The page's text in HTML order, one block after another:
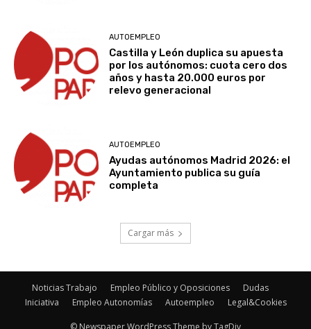
AUTOEMPLEO
Castilla y León duplica su apuesta
por los autónomos: cuota cero dos
años y hasta 20.000 euros por
relevo generacional
AUTOEMPLEO
Ayudas autónomos Madrid 2026: el
Ayuntamiento publica su guía
completa
Cargar más
Noticias Trabajo Empleo Público y Oposiciones
Dudas
Iniciativa
Empleo Autonomías Autoempleo Legal&Cookies
© Newspaper WordPress Theme by TagDiv